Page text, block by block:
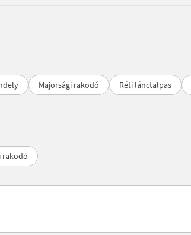
Majorsági rakodó Réti lánctalpas
rakodó